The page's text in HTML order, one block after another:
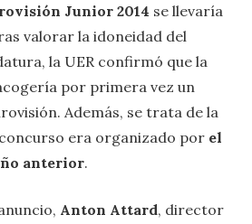
Junior 2014 se llevaría
valorar la idoneidad del
la UER confirmó que la
por primera vez un
Además, se trata de la
era organizado por el
anterior.
Anton Attard, director